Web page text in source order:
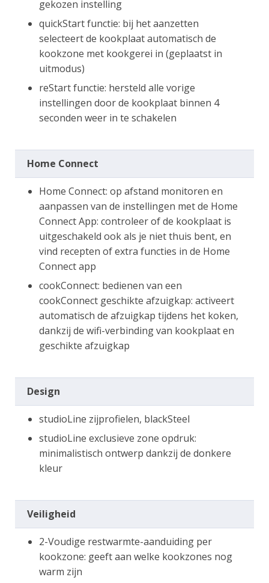
gekozen instelling
quickStart functie: bij het aanzetten
selecteert de kookplaat automatisch de
kookzone met kookgerei in (geplaatst in
uitmodus)
reStart functie: hersteld alle vorige
instellingen door de kookplaat binnen 4
seconden weer in te schakelen
Home Connect
Home Connect: op afstand monitoren en
aanpassen van de instellingen met de Home
Connect App: controleer of de kookplaat is
uitgeschakeld ook als je niet thuis bent, en
vind recepten of extra functies in de Home
Connect app
cookConnect: bedienen van een
cookConnect geschikte afzuigkap: activeert
automatisch de afzuigkap tijdens het koken,
dankzij de wifi-verbinding van kookplaat en
geschikte afzuigkap
Design
studioLine zijprofielen, blackSteel
studioLine exclusieve zone opdruk:
minimalistisch ontwerp dankzij de donkere
kleur
Veiligheid
2-Voudige restwarmte-aanduiding per
kookzone: geeft aan welke kookzones nog
warm zijn